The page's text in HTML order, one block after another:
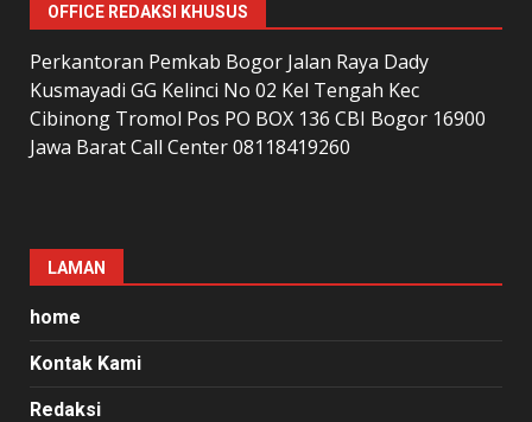
OFFICE REDAKSI KHUSUS
Perkantoran Pemkab Bogor Jalan Raya Dady
Kusmayadi GG Kelinci No 02 Kel Tengah Kec
Cibinong Tromol Pos PO BOX 136 CBI Bogor 16900
Jawa Barat Call Center 08118419260
LAMAN
home
Kontak Kami
Redaksi